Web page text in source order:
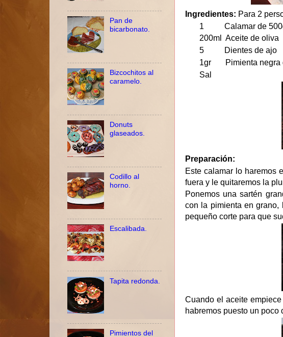
Ingredientes: Para 2
1 Calamar de
200ml Aceite de oliva
5 Dientes de ajo
1gr Pimienta negra
Sal
Preparación:
Este calamar lo haremos
fuera y le quitaremos la
Ponemos una sartén
con la pimienta en
pequeño corte para que
Cuando el aceite
habremos puesto un poco
Pan de
bicarbonato.
Bizcochitos al
caramelo.
Donuts
glaseados.
Codillo al
horno.
Escalibada.
Tapita redonda.
Pimientos del